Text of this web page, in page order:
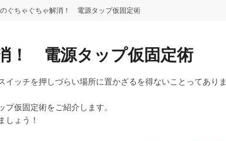
ぐちゃぐちゃ解消！ 電源タップ仮固定術
！ 電源タップ仮固定術
ッチを押しづらい場所に置かざるを得ないことってありま
仮固定術をご紹介します。
しょう！